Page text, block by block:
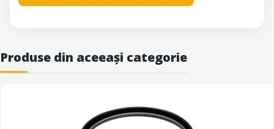
Produse din aceeași categorie